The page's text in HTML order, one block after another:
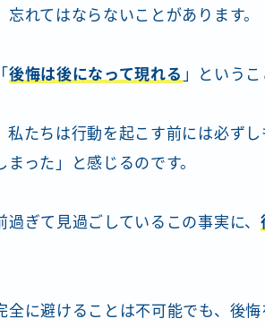
忘れてはならないことがあります。
後悔は後になって現れる 」というこ
私たちは行動を起こす前には必ず
まった」と感じるのです。
過ぎて見過ごしているこの事実に、
全に避けることは不可能でも、後